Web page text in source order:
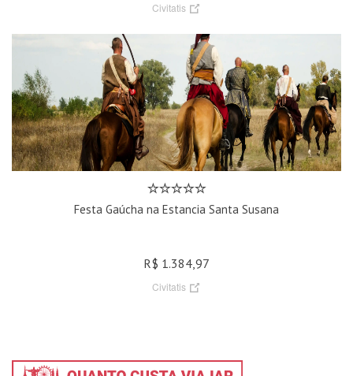
Civitatis
Festa Gaúcha na Estancia Santa Susana
R$ 1.384,97
Civitatis